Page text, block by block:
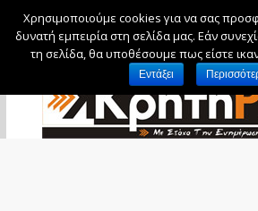
Δευτέρα, 10 Αυγούστου,
Χρησιμοποιούμε cookies για να σας
δυνατή εμπειρία στη σελίδα μας. Εάν
τη σελίδα, θα υποθέσουμε πως είστε
Εντάξει